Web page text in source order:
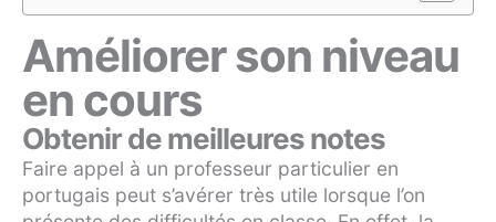
Améliorer son niveau
en cours
Obtenir de meilleures notes
Faire appel à un professeur particulier en
portugais peut s’avérer très utile lorsque l’on